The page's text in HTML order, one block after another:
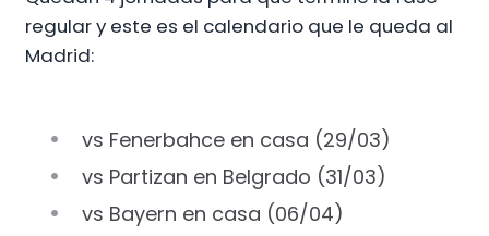
regular y este es el calendario que le queda al
Madrid:
vs Fenerbahce en casa (29/03)
vs Partizan en Belgrado (31/03)
vs Bayern en casa (06/04)